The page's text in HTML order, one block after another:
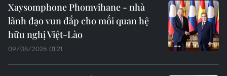
Xaysomphone Phomvihane - nhà
lãnh đạo vun đắp cho mối quan hệ
hữu nghị Việt-Lào
09/08/2026 01:21